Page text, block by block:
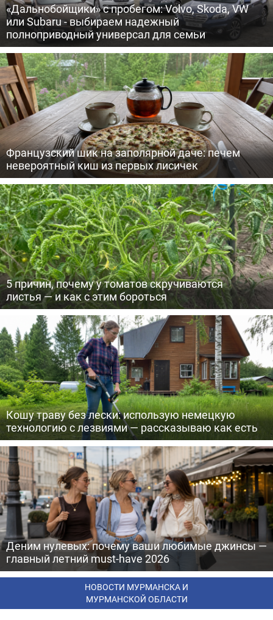
«Дальнобойщики» с пробегом: Volvo, Skoda, VW
или Subaru - выбираем надежный
полноприводный универсал для семьи
Французский шик на заполярной даче: печем
невероятный киш из первых лисичек
5 причин, почему у томатов скручиваются
листья — и как с этим бороться
Кошу траву без лески: использую немецкую
технологию с лезвиями — рассказываю как есть
Деним нулевых: почему ваши любимые джинсы —
главный летний must-have 2026
НОВОСТИ МУРМАНСКА И
МУРМАНСКОЙ ОБЛАСТИ